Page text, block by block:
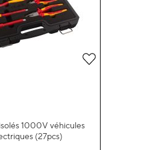
1000V véhicules
(27pcs)
Ajouter